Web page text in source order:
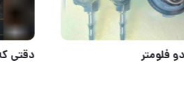
تولیدی تقیان